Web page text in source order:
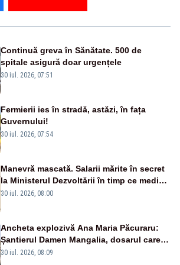
Continuă greva în Sănătate. 500 de
spitale asigură doar urgențele
30 iul. 2026, 07:51
Fermierii ies în stradă, astăzi, în fața
Guvernului!
30 iul. 2026, 07:54
Manevră mascată. Salarii mărite în secret
la Ministerul Dezvoltării în timp ce medicii
ies în stradă
30 iul. 2026, 08:00
Ancheta explozivă Ana Maria Păcuraru:
Șantierul Damen Mangalia, dosarul care
scufundă apărarea României
30 iul. 2026, 08:09